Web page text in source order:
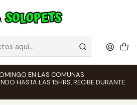
EN LAS COMUNAS
HASTA LAS 15HRS, RECIBE DURANTE